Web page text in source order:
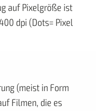
auf Pixelgröße ist
dpi (Dots= Pixel
(meist in Form
Filmen, die es